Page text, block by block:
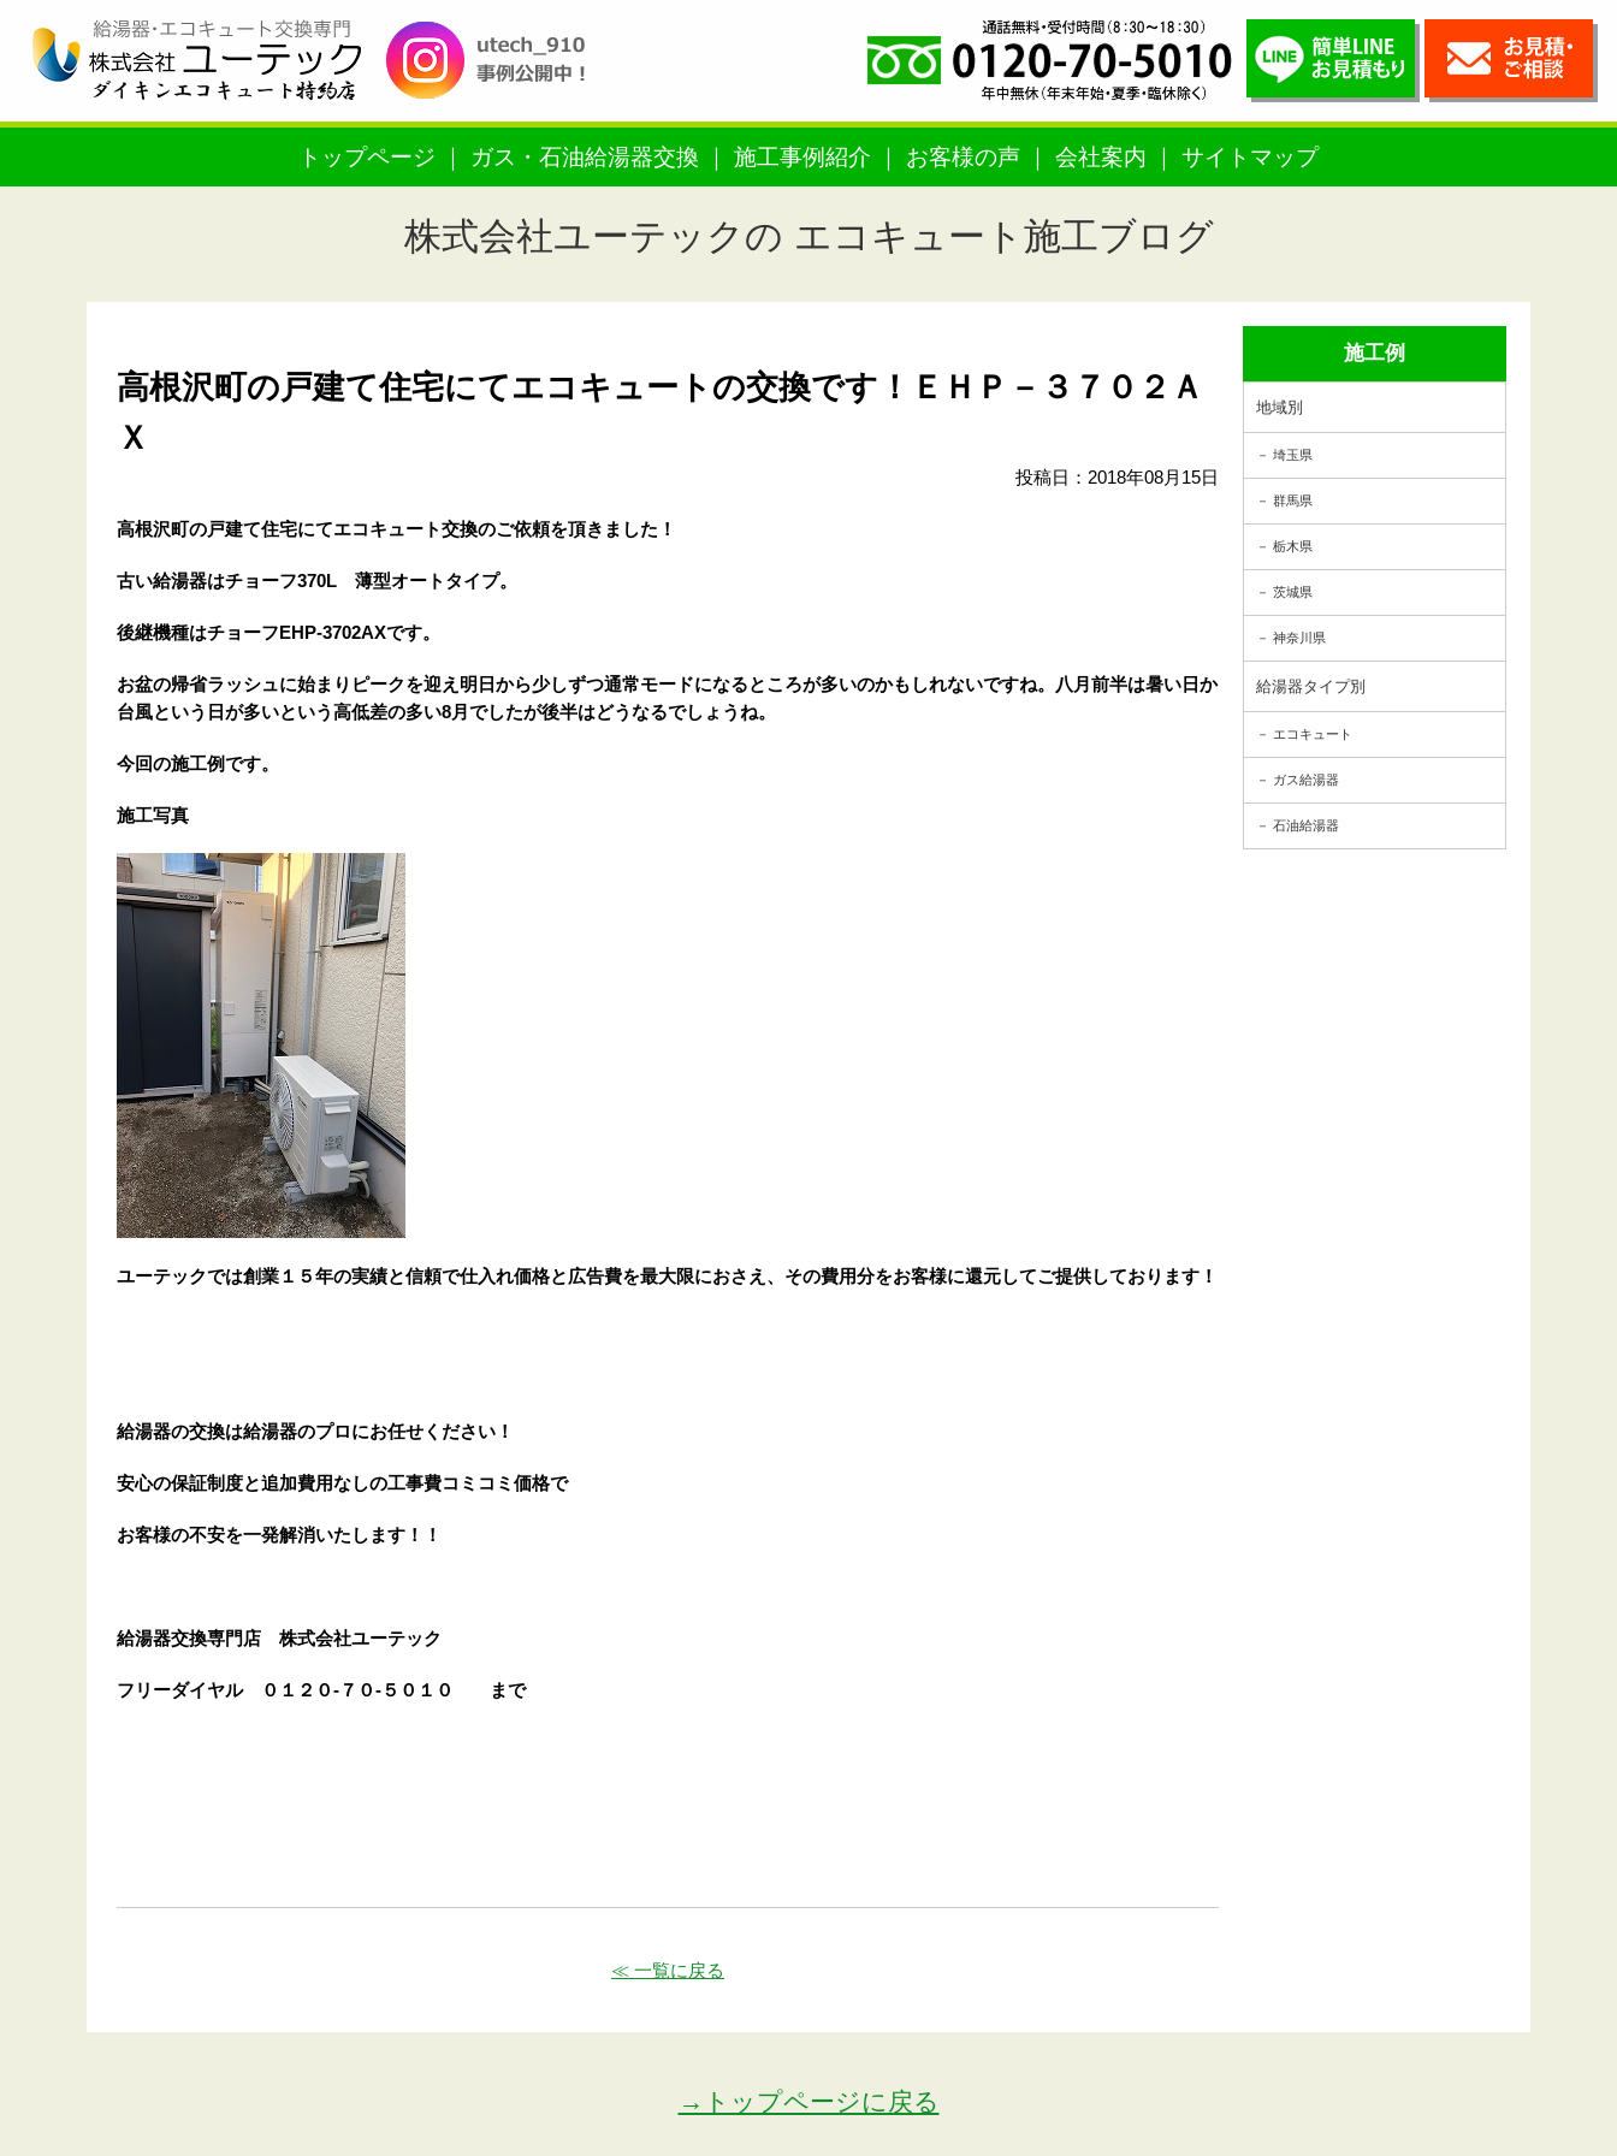
トップページ ガス・石油給湯器交換 施工事例紹介 お客様の声 会社案内 サイトマップ
株式会社ユーテックの エコキュート施工ブログ
施工例
地域別
埼玉県
群馬県
栃木県
茨城県
神奈川県
給湯器タイプ別
エコキュート
ガス給湯器
石油給湯器
高根沢町の戸建て住宅にてエコキュートの交換です！ＥＨＰ－３７０２Ａ
Ｘ
投稿日：2018年08月15日
高根沢町の戸建て住宅にてエコキュート交換のご依頼を頂きました！
古い給湯器はチョーフ370L 薄型オートタイプ。
後継機種はチョーフEHP-3702AXです。
お盆の帰省ラッシュに始まりピークを迎え明日から少しずつ通常モードになるところが多いのかもしれないですね。八月前半は暑い日か
台風という日が多いという高低差の多い8月でしたが後半はどうなるでしょうね。
今回の施工例です。
施工写真
ユーテックでは創業１５年の実績と信頼で仕入れ価格と広告費を最大限におさえ、その費用分をお客様に還元してご提供しております！
給湯器の交換は給湯器のプロにお任せください！
安心の保証制度と追加費用なしの工事費コミコミ価格で
お客様の不安を一発解消いたします ！！
給湯器交換専門店 株式会社ユーテック
フリーダイヤル ０１２０-７０-５０１０ まで
≪ 一覧に戻る
→トップページに戻る